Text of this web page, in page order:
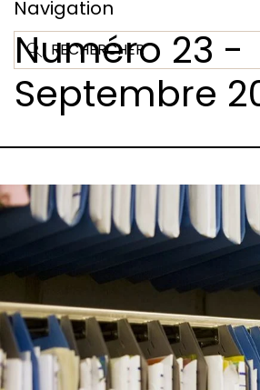
Navigation
Numéro 23 -
Septembre